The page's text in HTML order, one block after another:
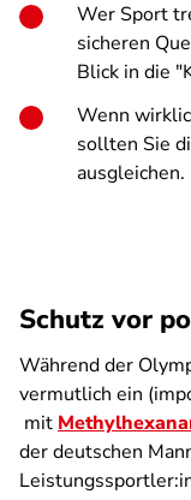
Wer Sport
sicheren
Blick in die
Wenn
sollten Sie
ausgleichen.
Schutz vor
Während der
vermutlich ein
mit
der deutschen